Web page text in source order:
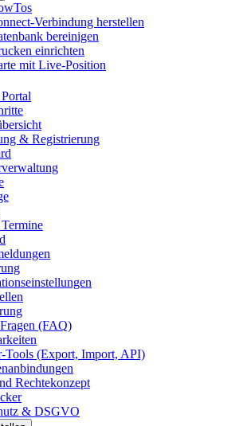
Verbindung herstellen
bereinigen
einrichten
mit Live-Position
& Registrierung
(FAQ)
Tools (Export, Import, API)
Rechtekonzept
& DSGVO